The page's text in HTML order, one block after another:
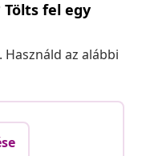
fel egy
az alábbi